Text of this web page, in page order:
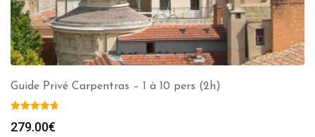
Guide Privé Carpentras – 1 à 10 pers (2h)
279.00€